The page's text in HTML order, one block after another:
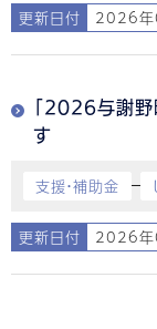
更新日付 2026
「2026与謝
す
支援・補助金
更新日付 2026